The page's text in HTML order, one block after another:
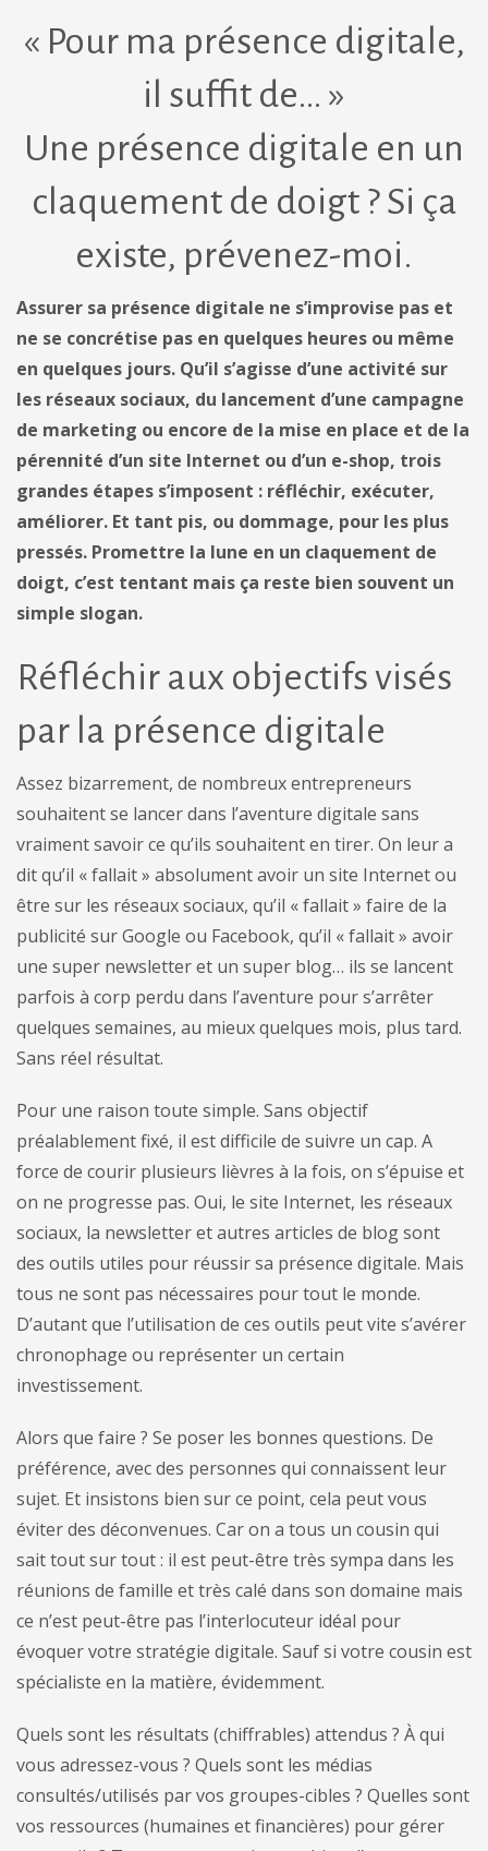
« Pour ma présence digitale,
il suffit de… »
Une présence digitale en un
claquement de doigt ? Si ça
existe, prévenez-moi.
Assurer sa présence digitale ne s’improvise pas et
ne se concrétise pas en quelques heures ou même
en quelques jours. Qu’il s’agisse d’une activité sur
les réseaux sociaux, du lancement d’une campagne
de marketing ou encore de la mise en place et de la
pérennité d’un site Internet ou d’un e-shop, trois
grandes étapes s’imposent : réfléchir, exécuter,
améliorer. Et tant pis, ou dommage, pour les plus
pressés. Promettre la lune en un claquement de
doigt, c’est tentant mais ça reste bien souvent un
simple slogan.
Réfléchir aux objectifs visés
par la présence digitale
Assez bizarrement, de nombreux entrepreneurs
souhaitent se lancer dans l’aventure digitale sans
vraiment savoir ce qu’ils souhaitent en tirer. On leur a
dit qu’il « fallait » absolument avoir un site Internet ou
être sur les réseaux sociaux, qu’il « fallait » faire de la
publicité sur Google ou Facebook, qu’il « fallait » avoir
une super newsletter et un super blog… ils se lancent
parfois à corp perdu dans l’aventure pour s’arrêter
quelques semaines, au mieux quelques mois, plus tard.
Sans réel résultat.
Pour une raison toute simple. Sans objectif
préalablement fixé, il est difficile de suivre un cap. A
force de courir plusieurs lièvres à la fois, on s’épuise et
on ne progresse pas. Oui, le site Internet, les réseaux
sociaux, la newsletter et autres articles de blog sont
des outils utiles pour réussir sa présence digitale. Mais
tous ne sont pas nécessaires pour tout le monde.
D’autant que l’utilisation de ces outils peut vite s’avérer
chronophage ou représenter un certain
investissement.
Alors que faire ? Se poser les bonnes questions. De
préférence, avec des personnes qui connaissent leur
sujet. Et insistons bien sur ce point, cela peut vous
éviter des déconvenues. Car on a tous un cousin qui
sait tout sur tout : il est peut-être très sympa dans les
réunions de famille et très calé dans son domaine mais
ce n’est peut-être pas l’interlocuteur idéal pour
évoquer votre stratégie digitale. Sauf si votre cousin est
spécialiste en la matière, évidemment.
Quels sont les résultats (chiffrables) attendus ? À qui
vous adressez-vous ? Quels sont les médias
consultés/utilisés par vos groupes-cibles ? Quelles sont
vos ressources (humaines et financières) pour gérer